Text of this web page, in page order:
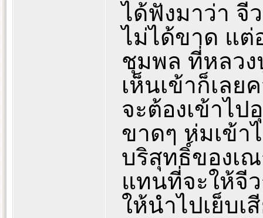
ได้ฟังมาว่า จี
ไม่ได้ขาด แต่
ชุมพล ที่หลวง
เห็นเข้าก็เลย
จะต้องเข้าไ
ขาดๆ ห่มเข้า
บริสุทธิ์ของเ
แทนที่จะให้จี
ให้นำไปเย็บเ